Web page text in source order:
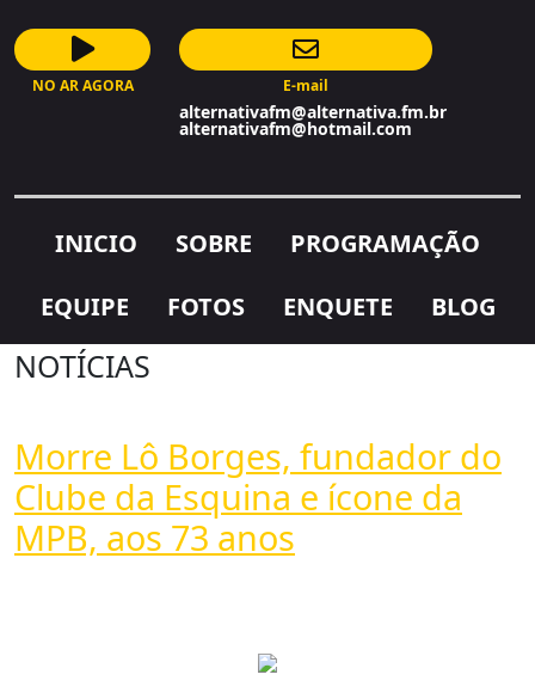
NO AR AGORA
AutoDJ
E-mail
alternativafm@alternativa.fm.br
alternativafm@hotmail.com
INICIO SOBRE
PROGRAMAÇÃO
EQUIPE
FOTOS ENQUETE BLOG
NOTÍCIAS
Morre Lô Borges, fundador do
Clube da Esquina e ícone da
MPB, aos 73 anos